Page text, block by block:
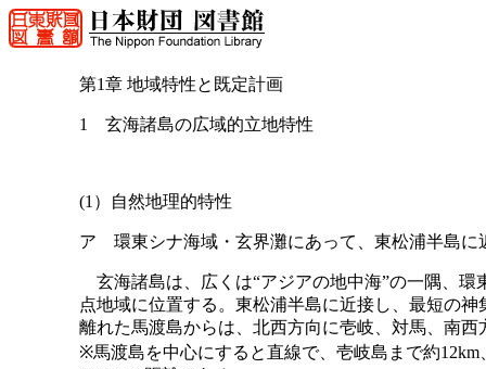
第1章 地域特性と既定計画
1 玄海諸島の広域的立地特性
(1）自然地理的特性
ア 環東シナ海域・玄界灘にあって、東松浦半島に
玄海諸島は、広くは“アジアの地中海”の一隅、環
点地域に位置する。東松浦半島に近接し、最短の
離れた馬渡島からは、北西方向に壱岐、対馬、南
※馬渡島を中心にすると直線で、壱岐島まで約